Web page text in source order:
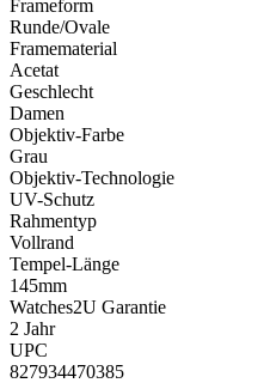
Frameform
Runde/Ovale
Framematerial
Acetat
Geschlecht
Damen
Objektiv-Farbe
Grau
Objektiv-Technologie
UV-Schutz
Rahmentyp
Vollrand
Tempel-Länge
145mm
Watches2U Garantie
2 Jahr
UPC
827934470385